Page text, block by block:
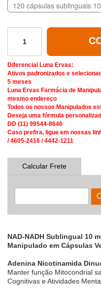
120 cápsulas sublinguais
Diferencial Luna Ervas:
Ativos padronizados e
5 meses
Luna Ervas Farmácia de
mesmo endereço
Todos os nossos Manipulados
Deseja uma fórmula
DD (11) 99544-8646
Caso prefira, ligue em nossas
/ 4605-2416 / 4442-1211
Calcular Frete
NAD-NADH Sublingual 10
Manipulado em Cápsulas
Adenina Nicotinamida
Manter função Mitocondrial
Cognitivas e Atividades